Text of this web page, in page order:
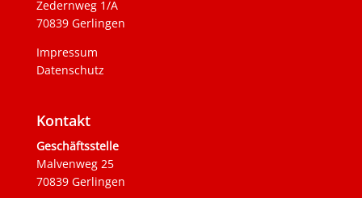
Zedernweg 1/A
70839 Gerlingen
Impressum
Datenschutz
Kontakt
Geschäftsstelle
Malvenweg 25
70839 Gerlingen